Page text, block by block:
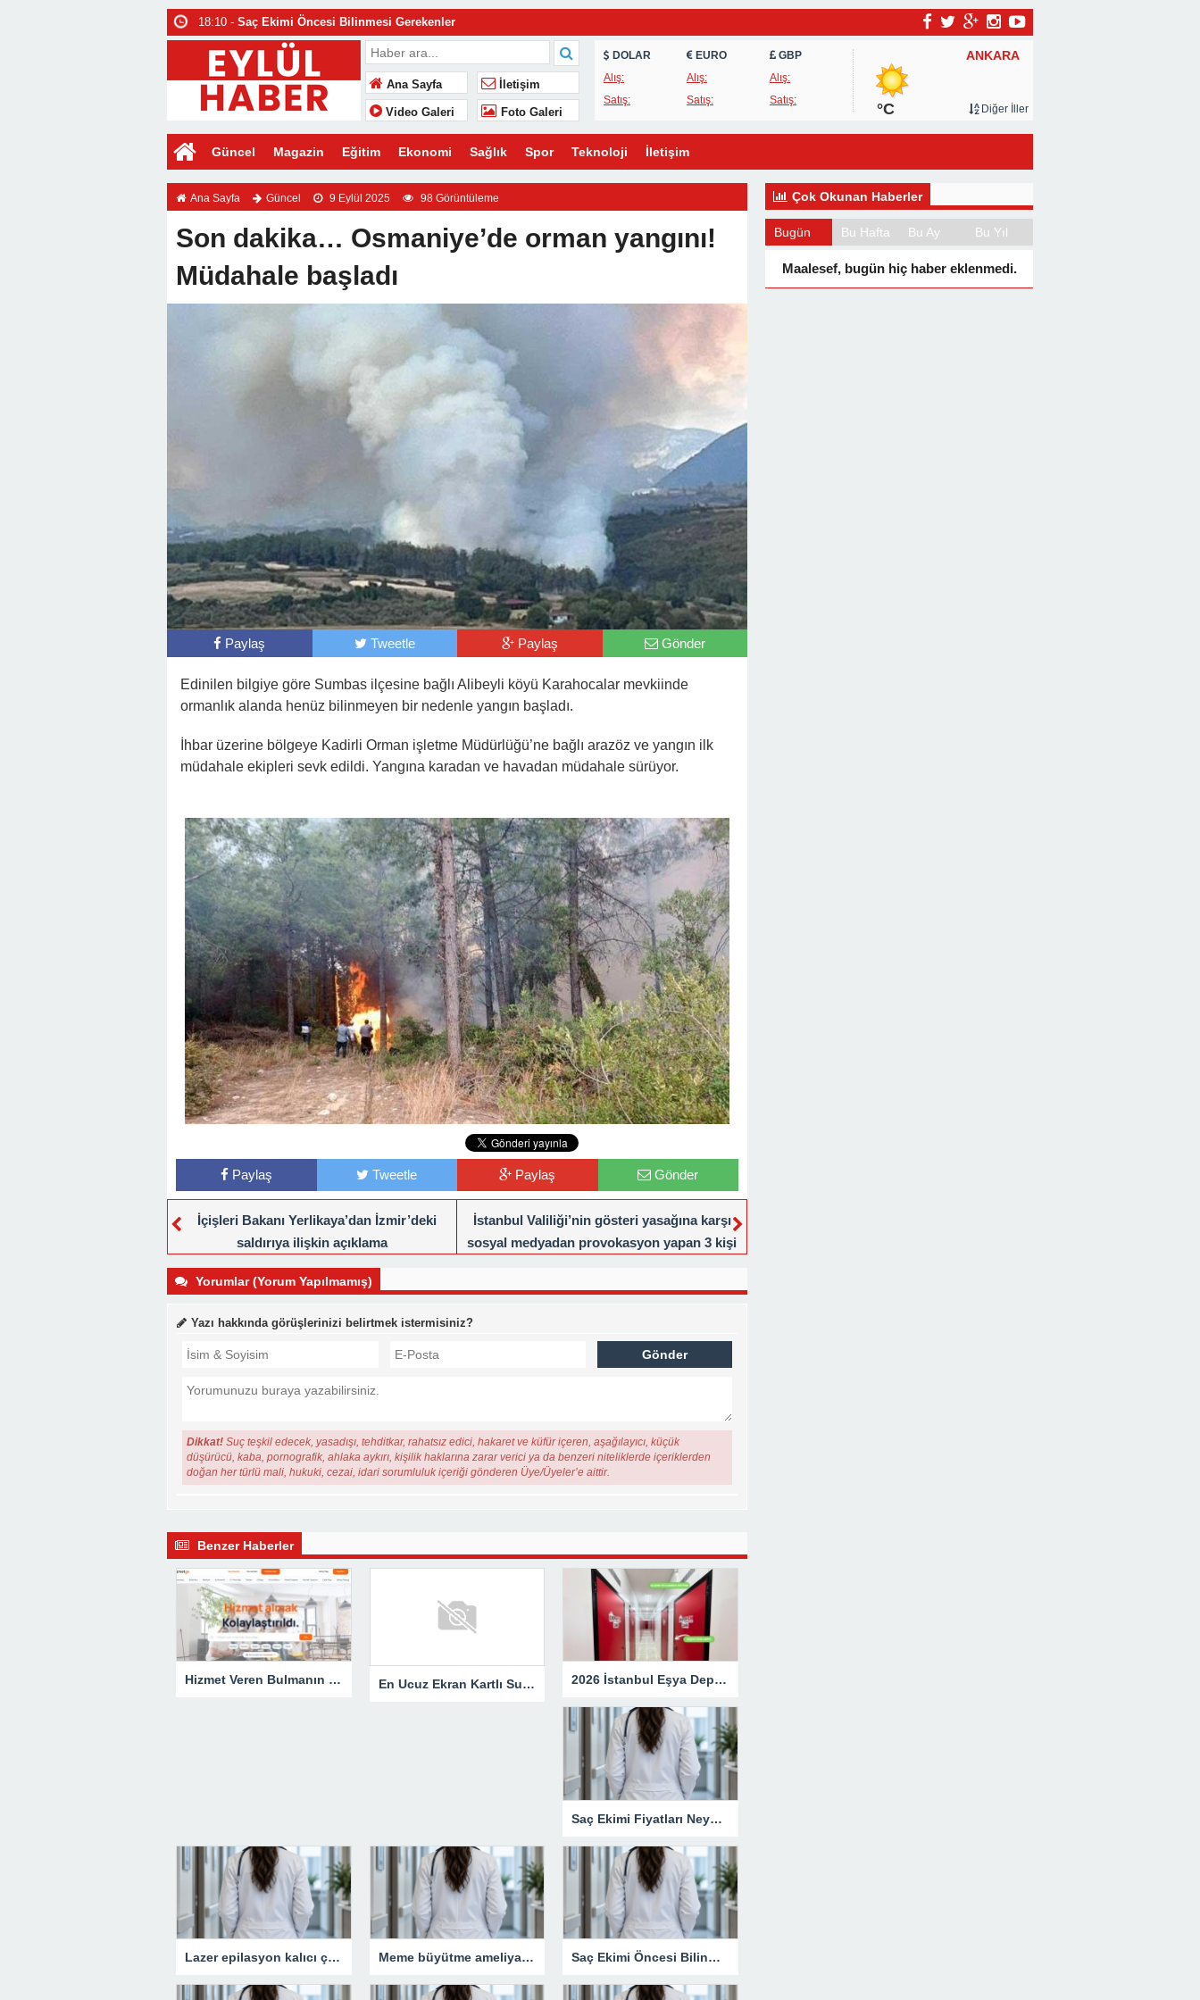
18:10 - Saç Ekimi Öncesi Bilinmesi Gerekenler
18:09 - Geri dönüşüm kutusu neden günlük yaşamın vazgeçilmezidir?
18:08 - HSG filmi infertilite sürecinde neden kritik bir rol oynar?
18:08 -Antikor testi hangi hastalıkların takibinde kullanılır?
Ana Sayfa İletişim
Video Galeri Foto Galeri
DOLAR
Alış:
Satış:
EURO
Alış:
Satış:
GBP
Alış:
Satış:
ANKARA
°C Diğer İller
Güncel Magazin Eğitim Ekonomi Sağlık Spor Teknoloji İletişim
Ana Sayfa Güncel 9 Eylül 2025 98 Görüntüleme
Son dakika… Osmaniye’de orman yangını!
Müdahale başladı
Paylaş Tweetle Paylaş Gönder
Edinilen bilgiye göre Sumbas ilçesine bağlı Alibeyli köyü Karahocalar mevkiinde
ormanlık alanda henüz bilinmeyen bir nedenle yangın başladı.
İhbar üzerine bölgeye Kadirli Orman işletme Müdürlüğü’ne bağlı arazöz ve yangın ilk
müdahale ekipleri sevk edildi. Yangına karadan ve havadan müdahale sürüyor.
Paylaş Tweetle Paylaş Gönder
İçişleri Bakanı Yerlikaya’dan İzmir’deki
saldırıya ilişkin açıklama
İstanbul Valiliği’nin gösteri yasağına karşı
sosyal medyadan provokasyon yapan 3 kişi
Yorumlar (Yorum Yapılmamış)
Yazı hakkında görüşlerinizi belirtmek istermisiniz?
Dikkat! Suç teşkil edecek, yasadışı, tehditkar, rahatsız edici, hakaret ve küfür içeren, aşağılayıcı, küçük
düşürücü, kaba, pornografik, ahlaka aykırı, kişilik haklarına zarar verici ya da benzeri niteliklerde içeriklerden
doğan her türlü mali, hukuki, cezai, idari sorumluluk içeriği gönderen Üye/Üyeler’e aittir.
Benzer Haberler
Hizmet Veren Bulmanın Kolay Yolu: Tesisatçı ve Elektrikçi Ararken Nelere Dikkat Edilmeli? En Ucuz Ekran Kartlı Sunucu Avantajları 2026 İstanbul Eşya Depolama Fiyatları: Güncel Ücret Rehberi
Saç Ekimi Fiyatları Neye Göre Değişir?
Lazer epilasyon kalıcı çözüm sunar mı? Meme büyütme ameliyatı kimler için uygun bir işlemdir? Saç Ekimi Öncesi Bilinmesi Gerekenler
Çok Okunan Haberler
Bugün Bu Hafta Bu Ay Bu Yıl
Maalesef, bugün hiç haber eklenmedi.